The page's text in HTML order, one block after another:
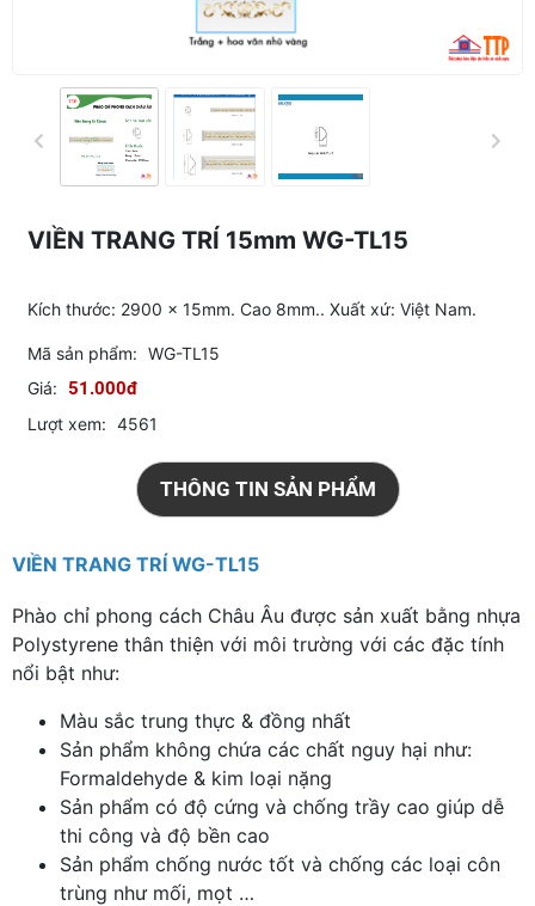
VIỀN TRANG TRÍ 15mm WG-TL15
Kích thước: 2900 x 15mm. Cao 8mm.. Xuất xứ: Việt Nam.
Mã sản phẩm: WG-TL15
Giá: 51.000đ
Lượt xem: 4561
THÔNG TIN SẢN PHẨM
VIỀN TRANG TRÍ WG-TL15
Phào chỉ phong cách Châu Âu được sản xuất bằng nhựa
Polystyrene thân thiện với môi trường với các đặc tính
nổi bật như:
Màu sắc trung thực & đồng nhất
Sản phẩm không chứa các chất nguy hại như:
Formaldehyde & kim loại nặng
Sản phẩm có độ cứng và chống trầy cao giúp dễ
thi công và độ bền cao
Sản phẩm chống nước tốt và chống các loại côn
trùng như mối, mọt …